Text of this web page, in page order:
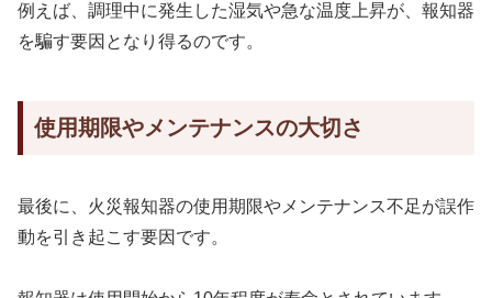
例えば、調理中に発生した湿気や急な温度上昇が、報知器
を騙す要因となり得るのです。
使用期限やメンテナンスの大切さ
最後に、火災報知器の使用期限やメンテナンス不足が誤作
動を引き起こす要因です。